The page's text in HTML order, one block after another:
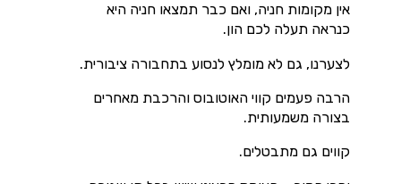
אין מקומות חניה, ואם כבר תמצאו חניה היא
כנראה תעלה לכם הון.
לצערנו, גם לא מומלץ לנסוע בתחבורה ציבורית.
הרבה פעמים קווי האוטובוס והרכבת מאחרים
בצורה משמעותית.
קווים גם מתבטלים.